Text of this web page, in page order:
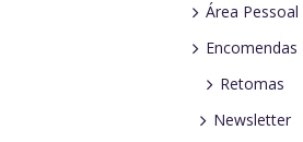
Área Pessoal
Encomendas
Retomas
Newsletter